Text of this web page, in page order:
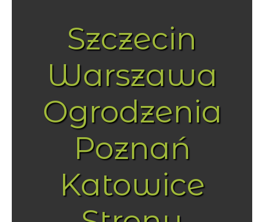
Szczecin
Warszawa
Ogrodzenia
Poznań
Katowice